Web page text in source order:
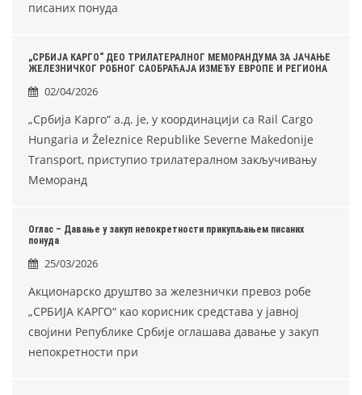
писаних понуда
„СРБИЈА КАРГО“ ДЕО ТРИЛАТЕРАЛНОГ МЕМОРАНДУМА ЗА ЈАЧАЊЕ
ЖЕЛЕЗНИЧКОГ РОБНОГ САОБРАЋАЈА ИЗМЕЂУ ЕВРОПЕ И РЕГИОНА
02/04/2026
„Србија Карго“ а.д. је, у координацији са Rail Cargo
Hungaria и Železnice Republike Severne Makedonije
Transport, приступио трилатералном закључивању
Меморанд
Оглас – Давање у закуп непокретности прикупљањем писаних
понуда
25/03/2026
Акционарско друштво за железнички превоз робе
„СРБИЈА КАРГО“ као корисник средстава у јавној
својини Републике Србије оглашава давање у закуп
непокретности при